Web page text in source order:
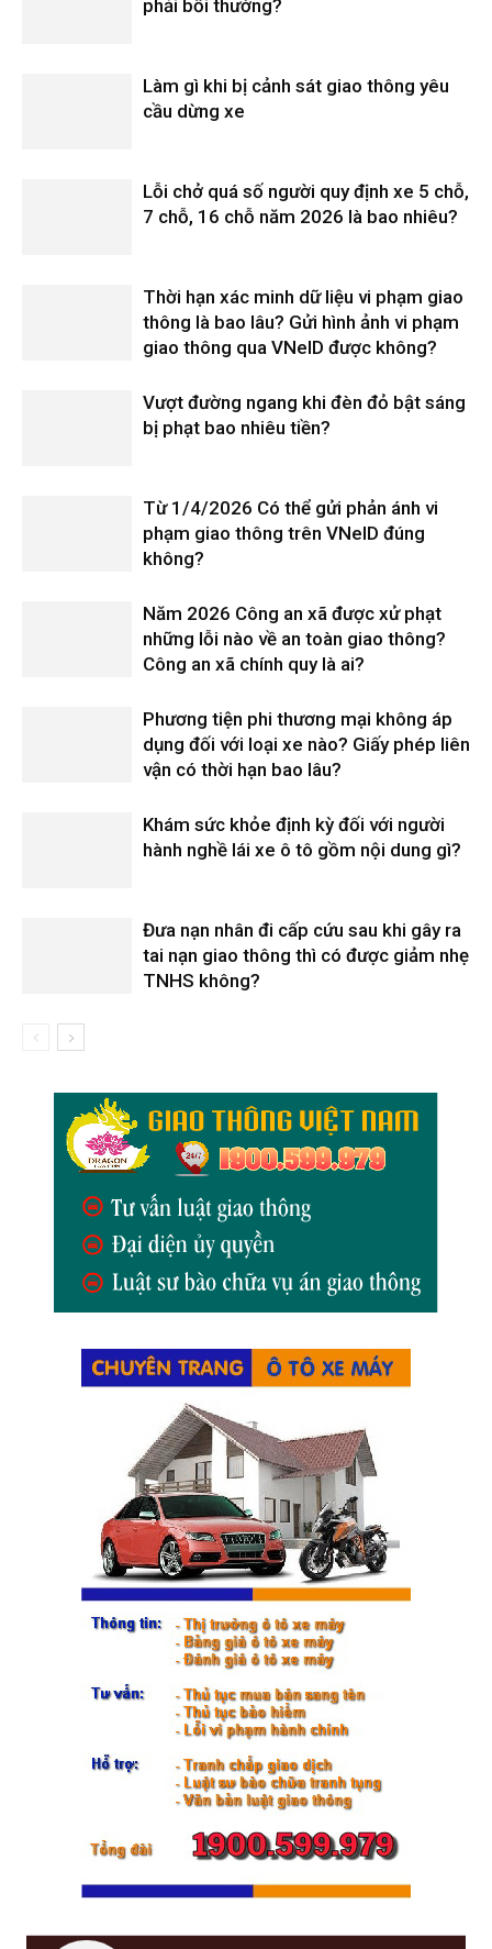
phải bồi thường?
Làm gì khi bị cảnh sát giao thông yêu
cầu dừng xe
Lỗi chở quá số người quy định xe 5 chỗ,
7 chỗ, 16 chỗ năm 2026 là bao nhiêu?
Thời hạn xác minh dữ liệu vi phạm giao
thông là bao lâu? Gửi hình ảnh vi phạm
giao thông qua VNeID được không?
Vượt đường ngang khi đèn đỏ bật sáng
bị phạt bao nhiêu tiền?
Từ 1/4/2026 Có thể gửi phản ánh vi
phạm giao thông trên VNeID đúng
không?
Năm 2026 Công an xã được xử phạt
những lỗi nào về an toàn giao thông?
Công an xã chính quy là ai?
Phương tiện phi thương mại không áp
dụng đối với loại xe nào? Giấy phép liên
vận có thời hạn bao lâu?
Khám sức khỏe định kỳ đối với người
hành nghề lái xe ô tô gồm nội dung gì?
Đưa nạn nhân đi cấp cứu sau khi gây ra
tai nạn giao thông thì có được giảm nhẹ
TNHS không?